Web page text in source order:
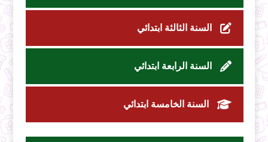
السنة الثالثة ابتدائي
السنة الرابعة ابتدائي
السنة الخامسة ابتدائي